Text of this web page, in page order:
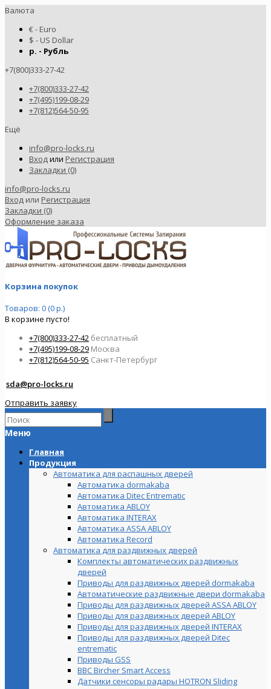
Валюта
€ - Euro
$ - US Dollar
р. - Рубль
+7(800)333-27-42
+7(800)333-27-42
+7(495)199-08-29
+7(812)564-50-95
Ещё
info@pro-locks.ru
Входили Регистрация
Закладки (0)
info@pro-locks.ru
Вход или Регистрация
Закладки (0)
Оформление заказа
Корзина покупок
Товаров: 0 (0 р.)
В корзине пусто!
+7(800)333-27-42 бесплатный
+7(495)199-08-29 Москва
+7(812)564-50-95 Санкт-Петербург
sda@pro-locks.ru
Отправить заявку
Меню
Главная
Продукция
Автоматика для распашных дверей
Автоматика dormakaba
Автоматика Ditec Entrematic
Автоматика ABLOY
Автоматика INTERAX
Автоматика ASSA ABLOY
Автоматика Record
Автоматика для раздвижных дверей
Комплекты автоматических раздвижных
дверей
Приводы для раздвижных дверей dormakaba
Автоматические раздвижные двери dormakaba
Приводы для раздвижных дверей ASSA ABLOY
Приводы для раздвижных дверей ABLOY
Приводы для раздвижных дверей INTERAX
Приводы для раздвижных дверей Ditec
entrematic
Приводы GSS
BBC Bircher Smart Access
Датчики сенсоры радары HOTRON Sliding